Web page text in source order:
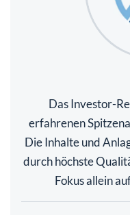
Das Investor-
erfahrenen
Die Inhalte und
durch höchste
Fokus allein